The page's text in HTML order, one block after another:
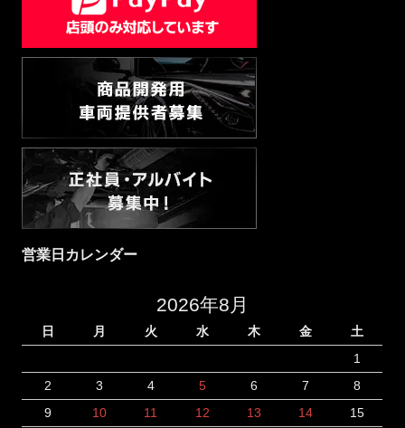
営業日カレンダー
2026年8月
日 月 火 水 木 金
土
1
2
3 4 5 6 7
8
9
10 11 12 13 14
15